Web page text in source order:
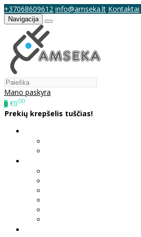
+37068609612 info@amseka.lt Kontaktai
Navigacija
Mano paskyra
0 €000
Prekių krepšelis tuščias!